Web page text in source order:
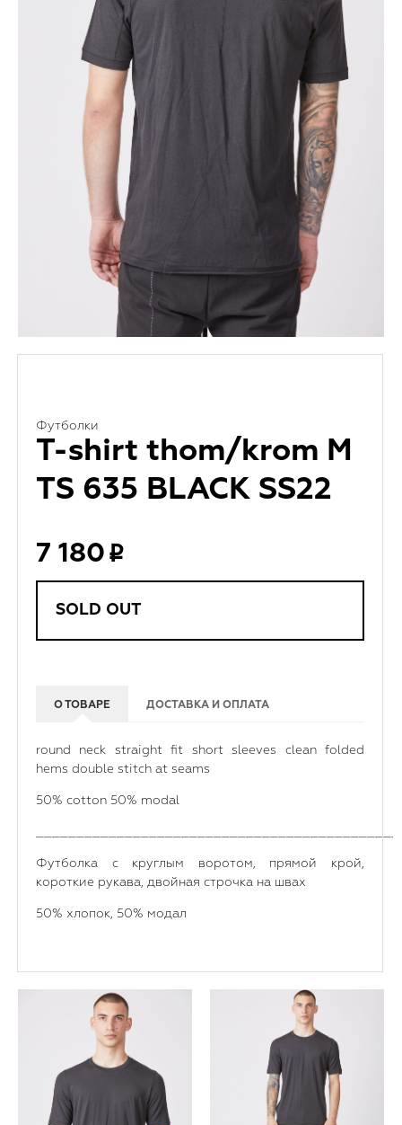
Футболки
T-shirt thom/krom M
TS 635 BLACK SS22
7 180
SOLD OUT
О ТОВАРЕ ДОСТАВКА И ОПЛАТА
round neck straight fit short sleeves clean folded
hems double stitch at seams
50% cotton 50% modal
Футболка с круглым воротом, прямой крой,
короткие рукава, двойная строчка на швах
50% хлопок, 50% модал